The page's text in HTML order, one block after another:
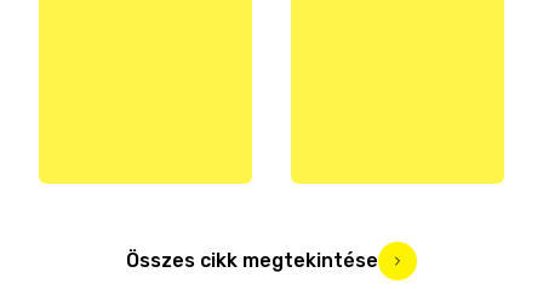
Összes cikk megtekintése